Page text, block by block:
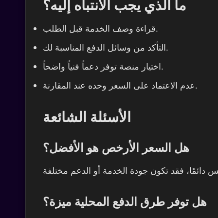
ما الذي يجب الانتباه إليه؟
قراءة وصف الخدمة قبل الطلب.
التأكد من وسائل الدفع المناسبة لك.
اختيار منصة توفر دعماً فنياً واضحاً.
عدم الاعتماد على السعر وحده عند المقارنة.
الأسئلة الشائعة
هل السعر الأرخص هو الأفضل؟
هل توفر طرق الدفع المحلية ميزة؟